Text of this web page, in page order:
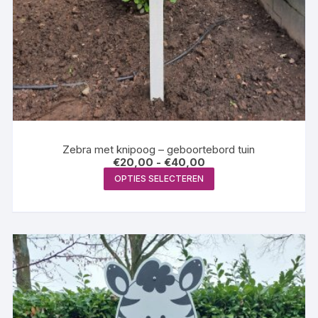
Zebra met knipoog – geboortebord tuin
€20,00 - €40,00Prijsklasse:
€20,00
€40,00
OPTIES SELECTEREN
product
variaties.
Deze
optie
kan
gekozen